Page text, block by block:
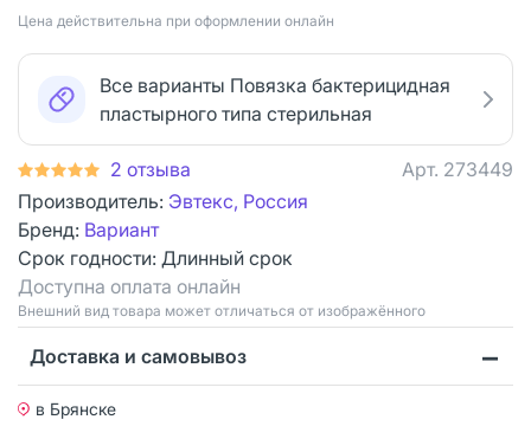
Цена действительна при оформлении онлайн
Все варианты Повязка бактерицидная
пластырного типа стерильная
2 отзыва Арт. 273449
Производитель: Эвтекс, Россия
Бренд: Вариант
Срок годности: Длинный срок
Доступна оплата онлайн
Bнешний вид товара может отличаться от изображённого
Доставка и самовывоз
в Брянске